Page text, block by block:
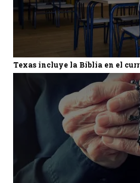
Texas incluye la Biblia en el